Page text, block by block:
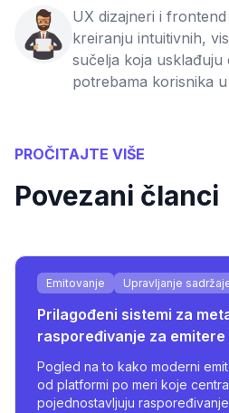
UX dizajneri i
kreiranju intuitivnih,
sučelja koja usklađuju
potrebama korisnika
PROČITAJTE VIŠE
Povezani članci
Emitovanje Upravljanje
Prilagođeni sistemi za
raspoređivanje za emitere
Pogled na to kako moderni
od platformi po meri koje
pojednostavljuju